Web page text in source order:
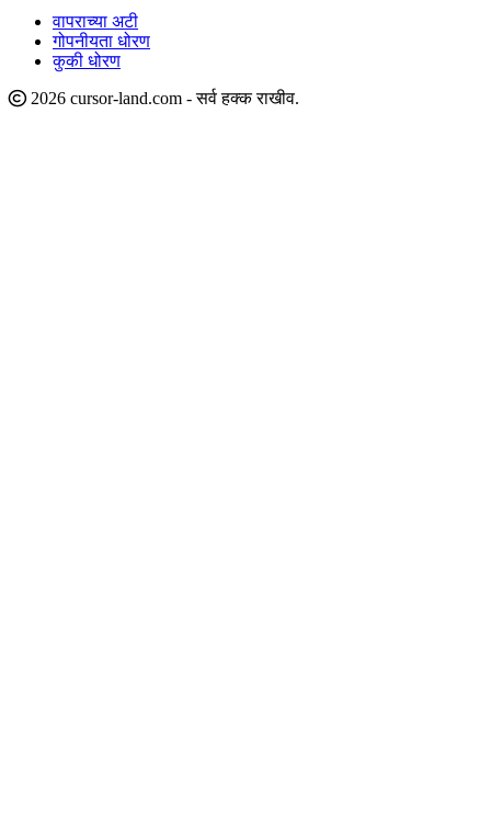
वापराच्या अटी
गोपनीयता धोरण
कुकी धोरण
2026 cursor-land.com - सर्व हक्क राखीव.